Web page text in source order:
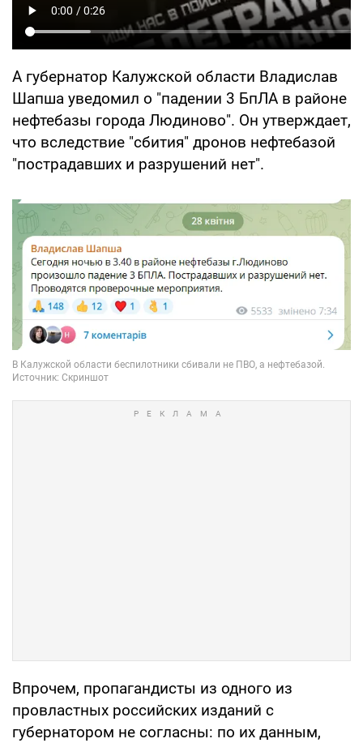
А губернатор Калужской области Владислав
Шапша уведомил о "падении 3 БпЛА в районе
нефтебазы города Людиново". Он утверждает,
что вследствие "сбития" дронов нефтебазой
"пострадавших и разрушений нет".
Впрочем, пропагандисты из одного из
провластных российских изданий с
губернатором не согласны: по их данным,